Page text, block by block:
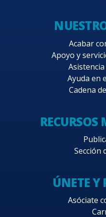
Acabar
Apoyo y
Ayuda en
Cadena
Sección
ÚNETE Y
Asóciate